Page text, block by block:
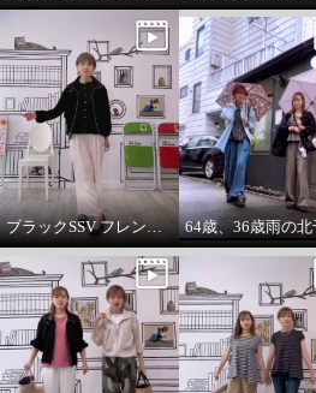
ブラックSSV フレンチシャツにブラックブルゾン so cool!